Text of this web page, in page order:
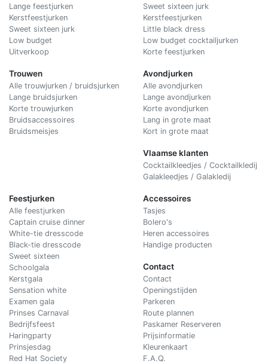
Lange feestjurken
Kerstfeestjurken
Sweet sixteen jurk
Low budget
Uitverkoop
Trouwen
Alle trouwjurken / bruidsjurken
Lange bruidsjurken
Korte trouwjurken
Bruidsaccessoires
Bruidsmeisjes
Sweet sixteen jurk
Kerstfeestjurken
Little black dress
Low budget cocktailjurken
Korte feestjurken
Avondjurken
Alle avondjurken
Lange avondjurken
Korte avondjurken
Lang in grote maat
Kort in grote maat
Vlaamse klanten
Cocktailkleedjes / Cocktailkledij
Galakleedjes / Galakledij
Feestjurken
Alle feestjurken
Captain cruise dinner
White-tie dresscode
Black-tie dresscode
Sweet sixteen
Schoolgala
Kerstgala
Sensation white
Examen gala
Prinses Carnaval
Bedrijfsfeest
Haringparty
Prinsjesdag
Red Hat Society
Accessoires
Tasjes
Bolero's
Heren accessoires
Handige producten
Contact
Contact
Openingstijden
Parkeren
Route plannen
Paskamer Reserveren
Prijsinformatie
Kleurenkaart
F.A.Q.